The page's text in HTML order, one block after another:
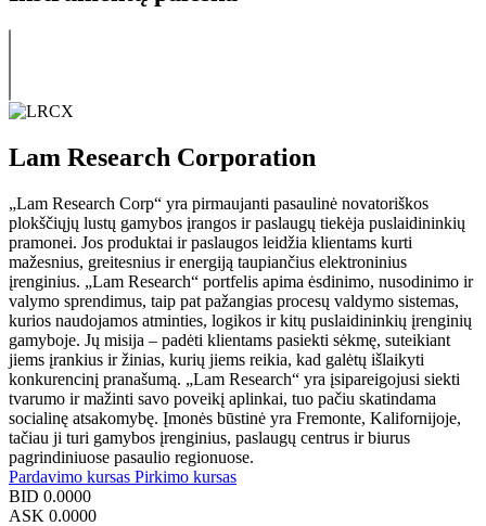
Lam Research Corporation
„Lam Research Corp“ yra pirmaujanti pasaulinė novatoriškos
plokščiųjų lustų gamybos įrangos ir paslaugų tiekėja puslaidininkių
pramonei. Jos produktai ir paslaugos leidžia klientams kurti
mažesnius, greitesnius ir energiją taupiančius elektroninius
įrenginius. „Lam Research“ portfelis apima ėsdinimo, nusodinimo ir
valymo sprendimus, taip pat pažangias procesų valdymo sistemas,
kurios naudojamos atminties, logikos ir kitų puslaidininkių įrenginių
gamyboje. Jų misija – padėti klientams pasiekti sėkmę, suteikiant
jiems įrankius ir žinias, kurių jiems reikia, kad galėtų išlaikyti
konkurencinį pranašumą. „Lam Research“ yra įsipareigojusi siekti
tvarumo ir mažinti savo poveikį aplinkai, tuo pačiu skatindama
socialinę atsakomybę. Įmonės būstinė yra Fremonte, Kalifornijoje,
tačiau ji turi gamybos įrenginius, paslaugų centrus ir biurus
pagrindiniuose pasaulio regionuose.
Pardavimo kursas Pirkimo kursas
BID 0.0000
ASK 0.0000